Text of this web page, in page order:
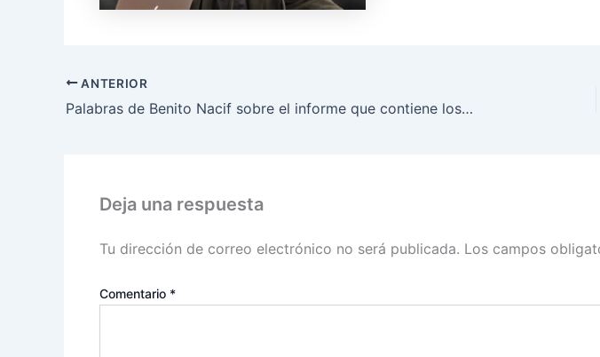
ANTERIOR
Palabras de Benito Nacif sobre el informe que contiene los 33 balances de bienes y recursos remanentes del otrora Partido Humanista
Deja una respuesta
Tu dirección de correo electrónico no será publicada. Los campos
Comentario *